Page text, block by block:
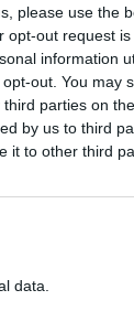
please use the
opt-out request
information
out. You may
parties on
by us to third
it to other third
data.
σύμφωνα
και καλό
κοντά